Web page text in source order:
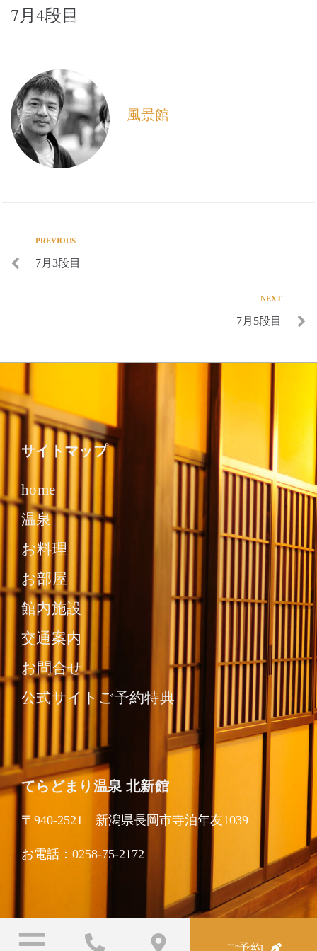
てらどまり温泉 北新館
ご予約
7月4段目
風景館
PREVIOUS
7月3段目
NEXT
7月5段目
サイトマップ
home
温泉
お料理
お部屋
館内施設
交通案内
お問合せ
公式サイトご予約特典
てらどまり温泉 北新館
〒940-2521 新潟県長岡市寺泊年友1039
お電話：0258-75-2172